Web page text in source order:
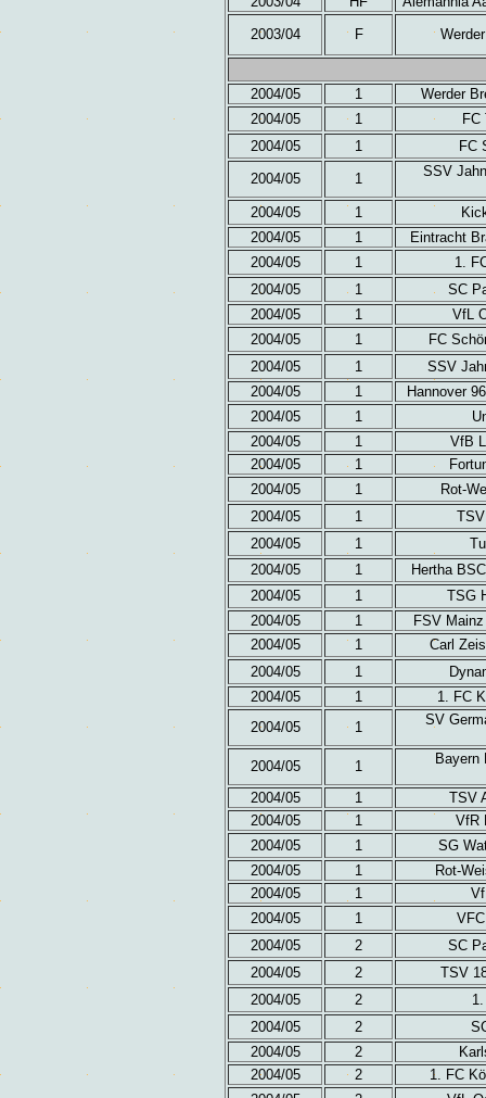
2003/04
F
2004/05 1
Werder
2004/05
1
FC
2004/05
1
FC
2004/05
1 SSV
2004/05 1
2004/05
1
Eintracht
2004/05
1
1.
2004/05
1
SC
2004/05
1
VfL
2004/05
1
FC
2004/05
1
SSV
2004/05
1
Hannover
2004/05
1
2004/05
1
VfB
2004/05
1
2004/05
1
Rot-
2004/05
1
2004/05
1
2004/05
1
Hertha
2004/05
1
TSG
2004/05
1
FSV
2004/05
1
Carl
2004/05
1
2004/05
1
1. FC
2004/05
1 SV
2004/05 1 Bayern
2004/05 1
TSV
2004/05
1
VfR
2004/05
1
SG
2004/05
1
Rot-
2004/05
1
2004/05
1
2004/05
2
SC
2004/05
2
TSV
2004/05
2
2004/05
2
2004/05
2
2004/05
2
1. FC